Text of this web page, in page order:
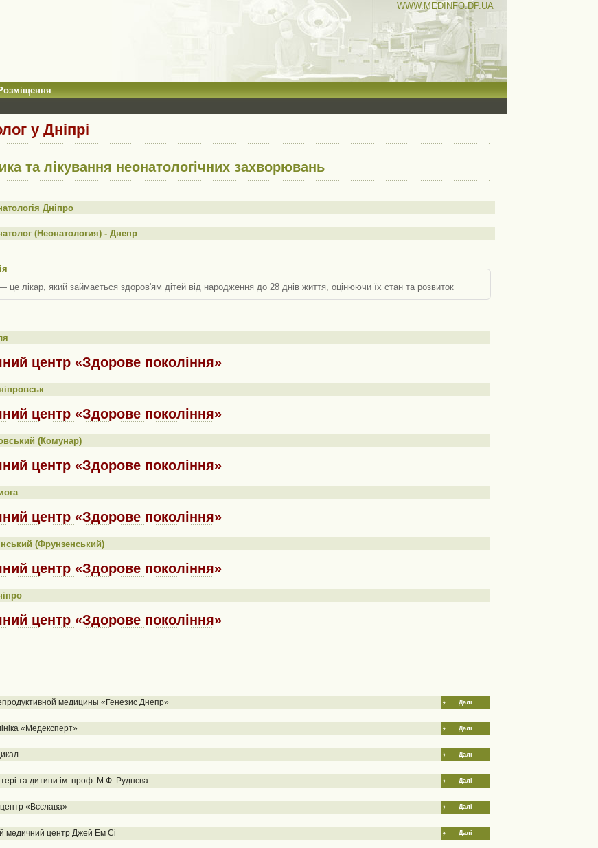
WWW.MEDINFO.DP.UA
у Дніпрі
та лікування неонатологічних захворювань
Дніпро
(Неонатология) - Днепр
це лікар, який займається здоров'ям дітей від народження до 28 днів життя, оцінюючи їх стан та розвиток
центр «Здорове покоління»
центр «Здорове покоління»
(Комунар)
центр «Здорове покоління»
центр «Здорове покоління»
(Фрунзенський)
центр «Здорове покоління»
центр «Здорове покоління»
Далі
медицины «Генезис Днепр»
Далі
«Медексперт»
Далі
Далі
та дитини ім. проф. М.Ф. Руднєва
Далі
«Вєслава»
Далі
медичний центр Джей Ем Сі